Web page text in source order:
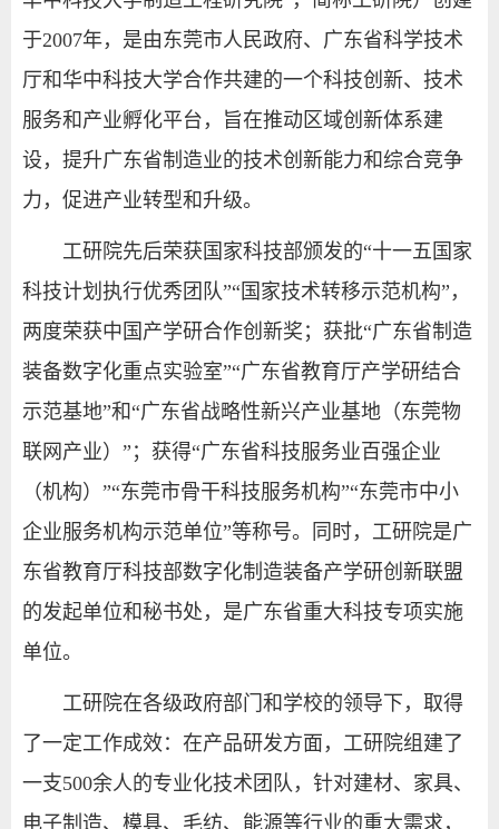
于2007年，是由东莞市人民政府、广东省科学技术
厅和华中科技大学合作共建的一个科技创新、技术
服务和产业孵化平台，旨在推动区域创新体系建
设，提升广东省制造业的技术创新能力和综合竞争
力，促进产业转型和升级。
工研院先后荣获国家科技部颁发的“十一五国家
科技计划执行优秀团队”“国家技术转移示范机构”，
两度荣获中国产学研合作创新奖；获批“广东省制造
装备数字化重点实验室”“广东省教育厅产学研结合
示范基地”和“广东省战略性新兴产业基地（东莞物
联网产业）”；获得“广东省科技服务业百强企业
（机构）”“东莞市骨干科技服务机构”“东莞市中小
企业服务机构示范单位”等称号。同时，工研院是广
东省教育厅科技部数字化制造装备产学研创新联盟
的发起单位和秘书处，是广东省重大科技专项实施
单位。
工研院在各级政府部门和学校的领导下，取得
了一定工作成效：在产品研发方面，工研院组建了
一支500余人的专业化技术团队，针对建材、家具、
电子制造、模具、毛纺、能源等行业的重大需求，